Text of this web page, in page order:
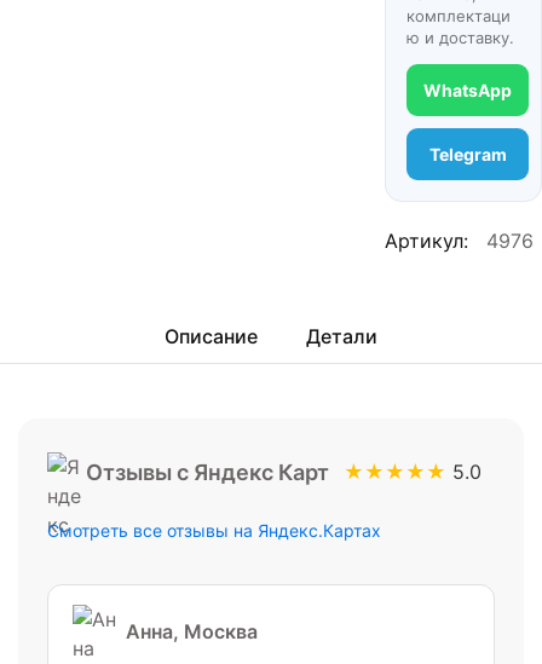
комплектаци
ю и доставку.
WhatsApp
Telegram
Артикул: 4976
Описание Детали
Отзывы с Яндекс Карт ★★★★★ 5.0
Смотреть все отзывы на Яндекс.Картах
Анна, Москва